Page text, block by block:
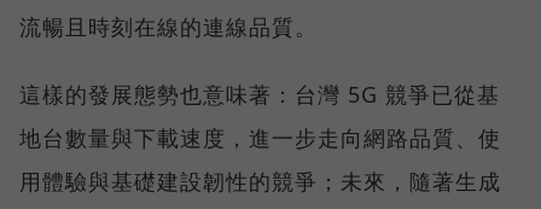
流暢且時刻在線的連線品質。
這樣的發展態勢也意味著：台灣 5G 競爭已從基
地台數量與下載速度，進一步走向網路品質、使
用體驗與基礎建設韌性的競爭；未來，隨著生成